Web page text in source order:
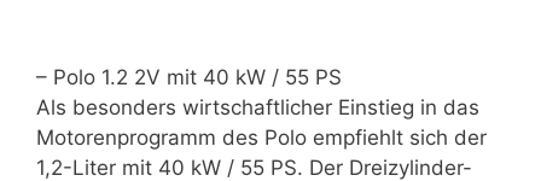
– Polo 1.2 2V mit 40 kW / 55 PS
Als besonders wirtschaftlicher Einstieg in das
Motorenprogramm des Polo empfiehlt sich der
1,2-Liter mit 40 kW / 55 PS. Der Dreizylinder-